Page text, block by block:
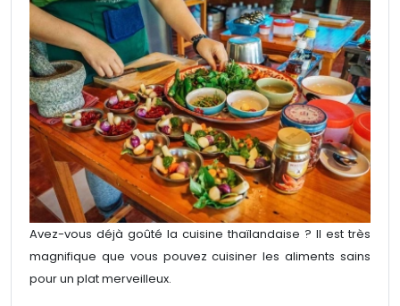
Avez-vous déjà goûté la cuisine thaïlandaise ? Il est très
magnifique que vous pouvez cuisiner les aliments sains
pour un plat merveilleux.